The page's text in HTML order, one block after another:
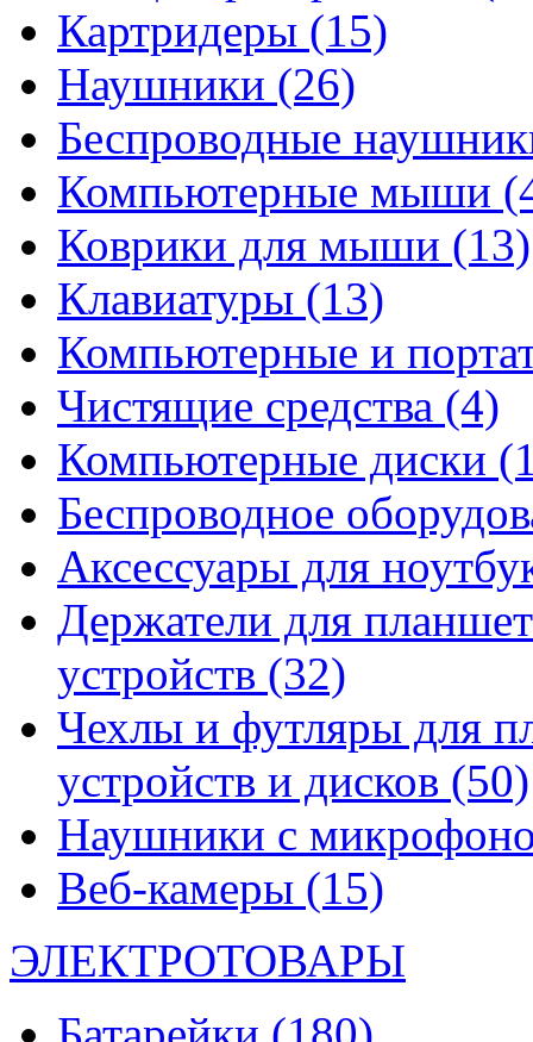
Картридеры (15)
Наушники (26)
Беспроводные
Компьютерные мыши
Коврики для мыши (13)
Клавиатуры (13)
Компьютерные и
Чистящие средства (4)
Компьютерные диски
Беспроводное
Аксессуары для
Держатели для
устройств (32)
Чехлы и футляры для
устройств и дисков (50)
Наушники с
Веб-камеры (15)
ЭЛЕКТРОТОВАРЫ